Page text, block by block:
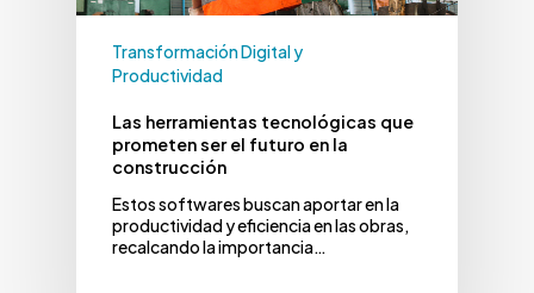
Transformación Digital y
Productividad
Las herramientas tecnológicas que
prometen ser el futuro en la
construcción
Estos softwares buscan aportar en la
productividad y eficiencia en las obras,
recalcando la importancia…